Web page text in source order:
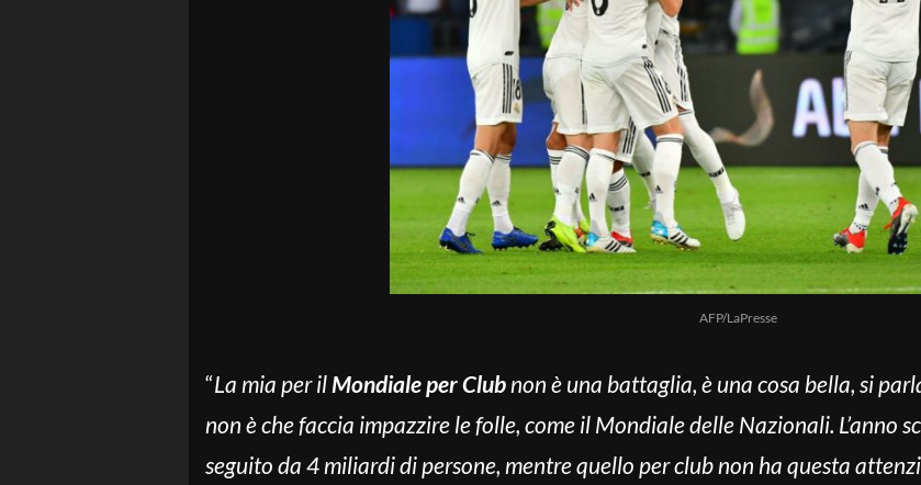
AFP/LaPresse
“La mia per il Mondiale per Club non è una battaglia, è una cosa bella, si
non è che faccia impazzire le folle, come il Mondiale delle Nazionali. L’anno
seguito da 4 miliardi di persone, mentre quello per club non ha questa